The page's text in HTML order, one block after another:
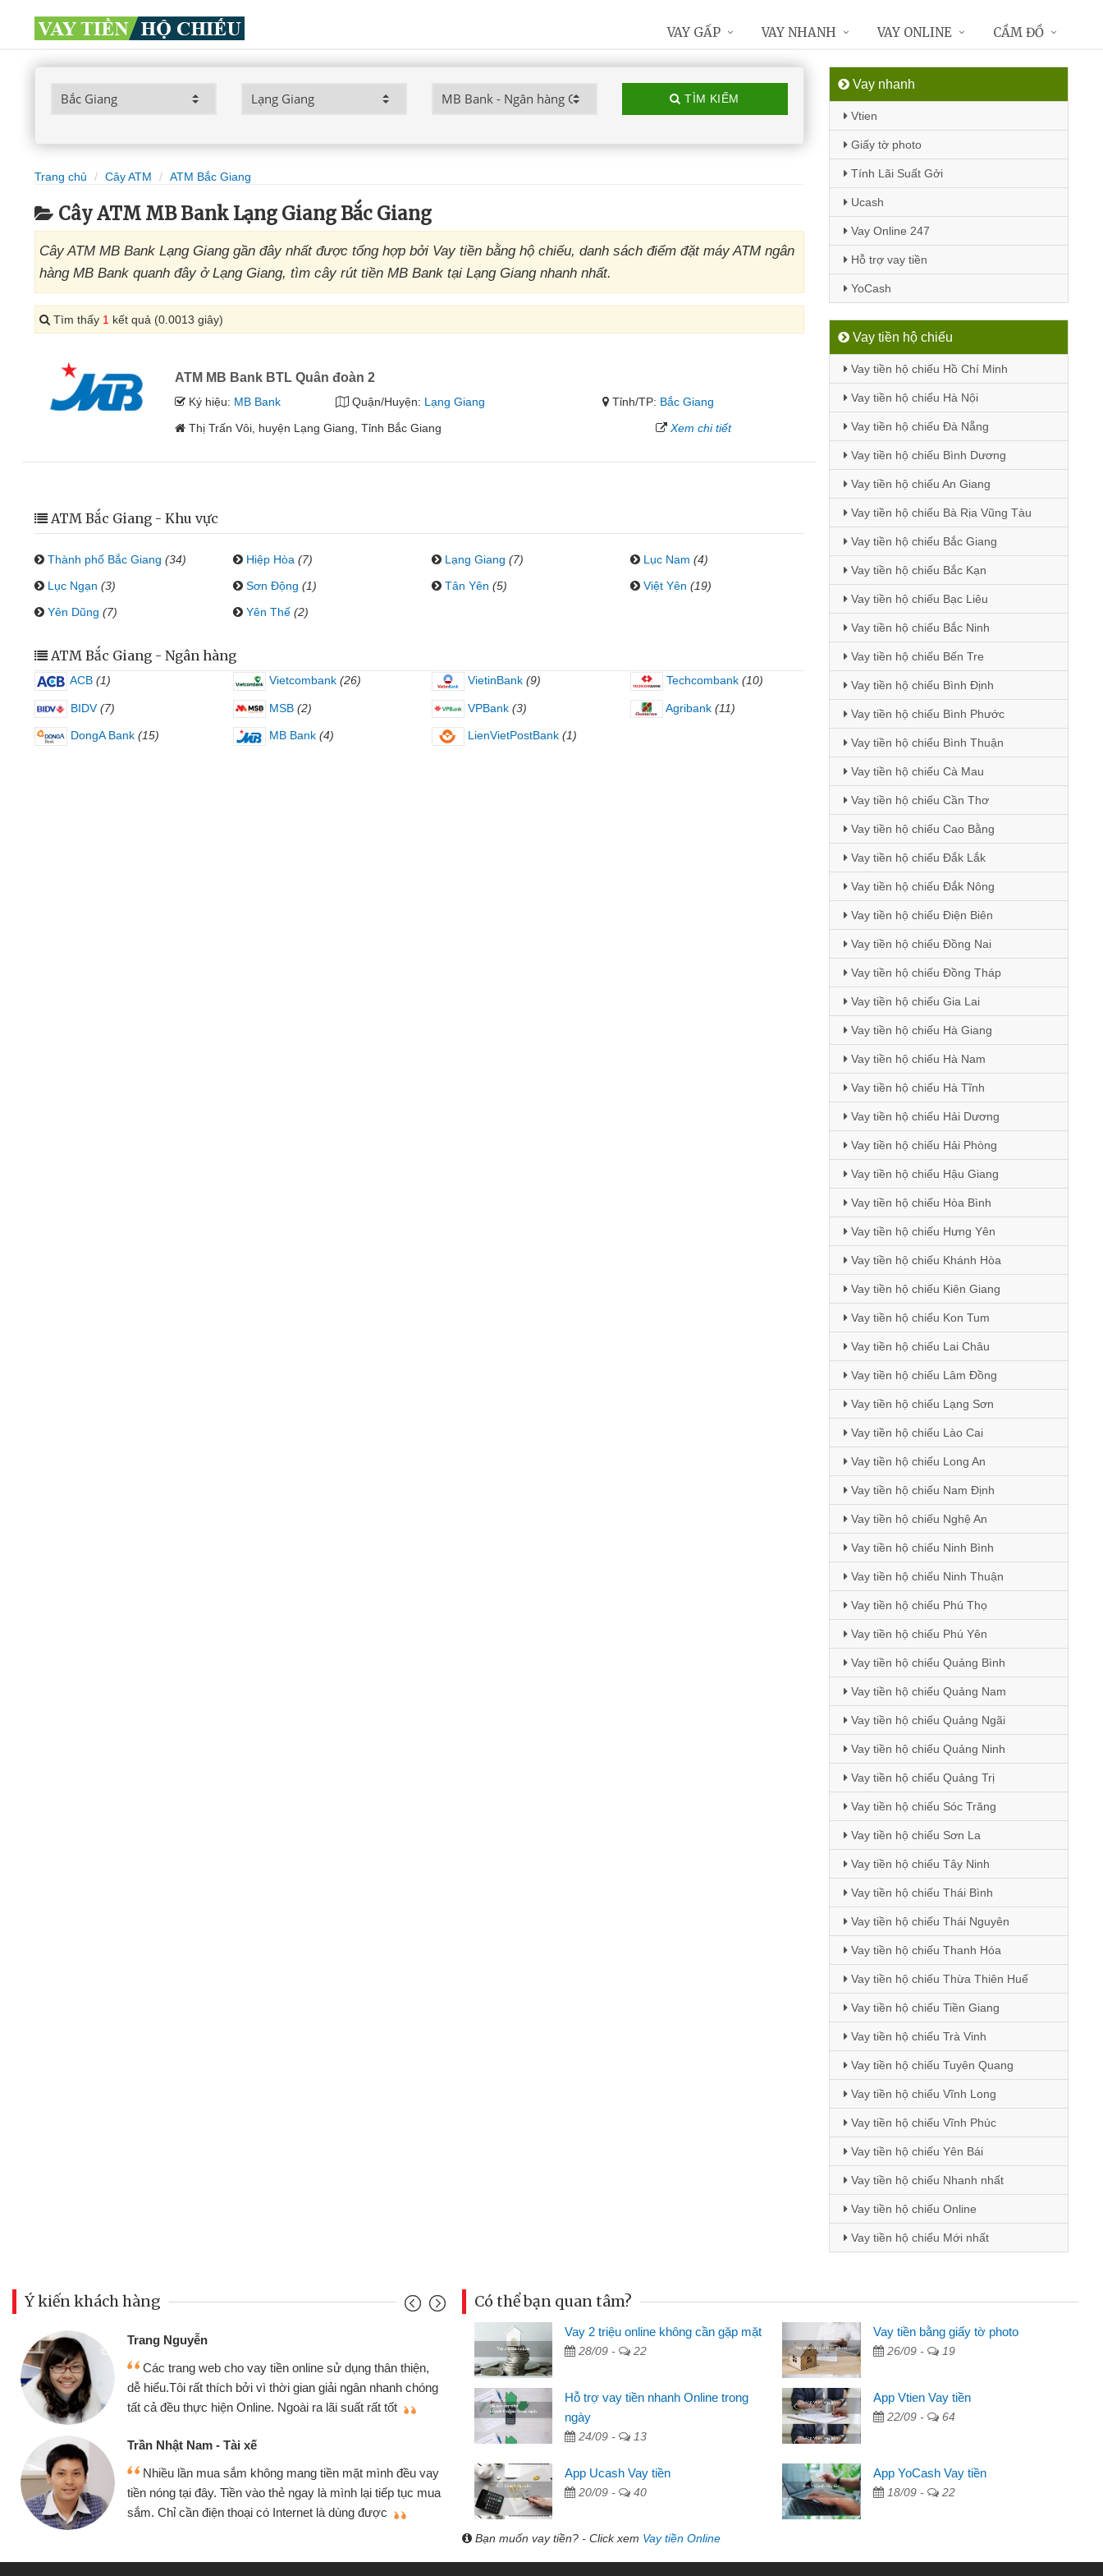
TÌM KIẾM
Trang chủ Cây ATM ATM Bắc Giang
Cây ATM MB Bank Lạng Giang Bắc Giang
Cây ATM MB Bank Lạng Giang gần đây nhất được tổng hợp bởi Vay tiền bằng hộ chiếu, danh sách điểm đặt máy ATM ngân
hàng MB Bank quanh đây ở Lạng Giang, tìm cây rút tiền MB Bank tại Lạng Giang nhanh nhất.
Tìm thấy 1 kết quả (0.0013 giây)
ATM MB Bank BTL Quân đoàn 2
Ký hiệu: MB Bank Quận/Huyện: Lạng Giang Tỉnh/TP: Bắc Giang
Thị Trấn Vôi, huyện Lạng Giang, Tỉnh Bắc Giang
Xem chi tiết
ATM Bắc Giang - Khu vực
Thành phố Bắc Giang (34) Hiệp Hòa (7) Lạng Giang (7) Lục Nam (4)
Lục Ngạn (3) Sơn Động (1) Tân Yên (5) Việt Yên (19)
Yên Dũng (7) Yên Thế (2)
ATM Bắc Giang - Ngân hàng
ACB (1) Vietcombank (26) VietinBank (9) Techcombank (10)
BIDV (7) MSB (2) VPBank (3) Agribank (11)
DongA Bank (15) MB Bank (4) LienVietPostBank (1)
Vay nhanh
Vtien
Giấy tờ photo
Tính Lãi Suất Gởi
Ucash
Vay Online 247
Hỗ trợ vay tiền
YoCash
Vay tiền hộ chiếu
Vay tiền hộ chiếu Hồ Chí Minh
Vay tiền hộ chiếu Hà Nội
Vay tiền hộ chiếu Đà Nẵng
Vay tiền hộ chiếu Bình Dương
Vay tiền hộ chiếu An Giang
Vay tiền hộ chiếu Bà Rịa Vũng Tàu
Vay tiền hộ chiếu Bắc Giang
Vay tiền hộ chiếu Bắc Kạn
Vay tiền hộ chiếu Bạc Liêu
Vay tiền hộ chiếu Bắc Ninh
Vay tiền hộ chiếu Bến Tre
Vay tiền hộ chiếu Bình Định
Vay tiền hộ chiếu Bình Phước
Vay tiền hộ chiếu Bình Thuận
Vay tiền hộ chiếu Cà Mau
Vay tiền hộ chiếu Cần Thơ
Vay tiền hộ chiếu Cao Bằng
Vay tiền hộ chiếu Đắk Lắk
Vay tiền hộ chiếu Đắk Nông
Vay tiền hộ chiếu Điện Biên
Vay tiền hộ chiếu Đồng Nai
Vay tiền hộ chiếu Đồng Tháp
Vay tiền hộ chiếu Gia Lai
Vay tiền hộ chiếu Hà Giang
Vay tiền hộ chiếu Hà Nam
Vay tiền hộ chiếu Hà Tĩnh
Vay tiền hộ chiếu Hải Dương
Vay tiền hộ chiếu Hải Phòng
Vay tiền hộ chiếu Hậu Giang
Vay tiền hộ chiếu Hòa Bình
Vay tiền hộ chiếu Hưng Yên
Vay tiền hộ chiếu Khánh Hòa
Vay tiền hộ chiếu Kiên Giang
Vay tiền hộ chiếu Kon Tum
Vay tiền hộ chiếu Lai Châu
Vay tiền hộ chiếu Lâm Đồng
Vay tiền hộ chiếu Lạng Sơn
Vay tiền hộ chiếu Lào Cai
Vay tiền hộ chiếu Long An
Vay tiền hộ chiếu Nam Định
Vay tiền hộ chiếu Nghệ An
Vay tiền hộ chiếu Ninh Bình
Vay tiền hộ chiếu Ninh Thuận
Vay tiền hộ chiếu Phú Thọ
Vay tiền hộ chiếu Phú Yên
Vay tiền hộ chiếu Quảng Bình
Vay tiền hộ chiếu Quảng Nam
Vay tiền hộ chiếu Quảng Ngãi
Vay tiền hộ chiếu Quảng Ninh
Vay tiền hộ chiếu Quảng Trị
Vay tiền hộ chiếu Sóc Trăng
Vay tiền hộ chiếu Sơn La
Vay tiền hộ chiếu Tây Ninh
Vay tiền hộ chiếu Thái Bình
Vay tiền hộ chiếu Thái Nguyên
Vay tiền hộ chiếu Thanh Hóa
Vay tiền hộ chiếu Thừa Thiên Huế
Vay tiền hộ chiếu Tiền Giang
Vay tiền hộ chiếu Trà Vinh
Vay tiền hộ chiếu Tuyên Quang
Vay tiền hộ chiếu Vĩnh Long
Vay tiền hộ chiếu Vĩnh Phúc
Vay tiền hộ chiếu Yên Bái
Vay tiền hộ chiếu Nhanh nhất
Vay tiền hộ chiếu Online
Vay tiền hộ chiếu Mới nhất
VAY GẤP VAY NHANH VAY ONLINE CẦM ĐỒ
Ý kiến khách hàng
thiện,
chóng
vay
tục mua
Đoàn Hữu Cảnh
Mình cần tiền gấp nên định cầm cố chiếc xe wave
nhưng thật may đã có gói vay tiền bằng CMND online
không cần gặp mặt nên rất tiện lợi, sẽ giới thiệu cho bạn
Cấn Văn Lực - Tạp hóa
Tôi kinh doanh buôn bán nhỏ lẻ nhiều lúc cần vốn nhập
hàng, nhờ biết đến website qua bạn bè giới thiệu tôi đã giải
quyết được công việc của mình nhanh chóng
Mai Lan - Sinh viên
Tôi biết đến thông qua quảng cáo trên facebook. Tôi là
sinh viên nên cần đóng tiền nhà, sinh nhật bạn bè, mà đọc
thấy thủ tục nhanh gọn nên tôi quyết định vay
Lâm Minh Chánh
Mất 2 tuần các ngân hàng không ai cho vay. Trong khi
cần có 2 triệu để giải quyết việc riêng, trong 1-2 ngày tôi trả
được thôi. Cảm ơn đã giúp tôi kịp thời và nhanh chóng
Có thể bạn quan tâm?
Vay 2 triệu online không cần gặp mặt
28/09 - 22
Vay tiền bằng giấy tờ photo
26/09 - 19
Hỗ trợ vay tiền nhanh Online trong
ngày
24/09 - 13
App Vtien Vay tiền
22/09 - 64
App Ucash Vay tiền
20/09 - 40
App YoCash Vay tiền
18/09 - 22
Bạn muốn vay tiền? - Click xem Vay tiền Online